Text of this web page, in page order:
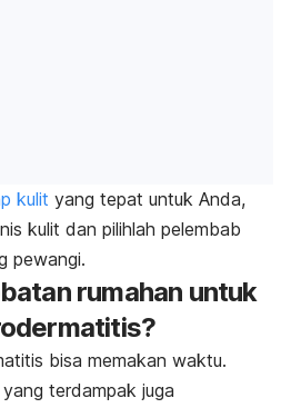
kulit yang tepat untuk Anda,
kulit dan pilihlah pelembab
pewangi.
rumahan untuk
bisa memakan waktu.
terdampak juga